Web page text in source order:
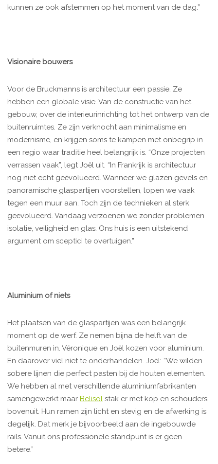
kunnen ze ook afstemmen op het moment van de dag.”
Visionaire bouwers
Voor de Bruckmanns is architectuur een passie. Ze
hebben een globale visie. Van de constructie van het
gebouw, over de interieurinrichting tot het ontwerp van de
buitenruimtes. Ze zijn verknocht aan minimalisme en
modernisme, en krijgen soms te kampen met onbegrip in
een regio waar traditie heel belangrijk is. “Onze projecten
verrassen vaak”, legt Joël uit. “In Frankrijk is architectuur
nog niet echt geëvolueerd. Wanneer we glazen gevels en
panoramische glaspartijen voorstellen, lopen we vaak
tegen een muur aan. Toch zijn de technieken al sterk
geëvolueerd. Vandaag verzoenen we zonder problemen
isolatie, veiligheid en glas. Ons huis is een uitstekend
argument om sceptici te overtuigen.”
Aluminium of niets
Het plaatsen van de glaspartijen was een belangrijk
moment op de werf. Ze nemen bijna de helft van de
buitenmuren in. Véronique en Joël kozen voor aluminium.
En daarover viel niet te onderhandelen. Joël: “We wilden
sobere lijnen die perfect pasten bij de houten elementen.
We hebben al met verschillende aluminiumfabrikanten
samengewerkt maar Belisol stak er met kop en schouders
bovenuit. Hun ramen zijn licht en stevig en de afwerking is
degelijk. Dat merk je bijvoorbeeld aan de ingebouwde
rails. Vanuit ons professionele standpunt is er geen
betere.”